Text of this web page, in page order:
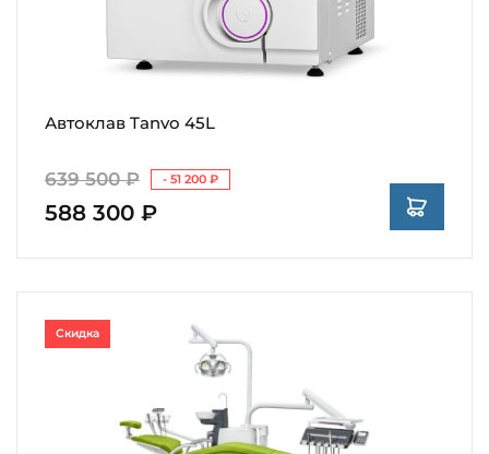
Автоклав Tanvo 45L
639 500 ₽ - 51 200 ₽
588 300 ₽
Скидка